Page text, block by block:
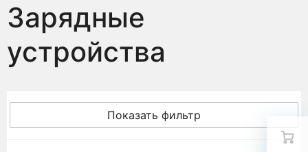
Зарядные
устройства
Показать фильтр